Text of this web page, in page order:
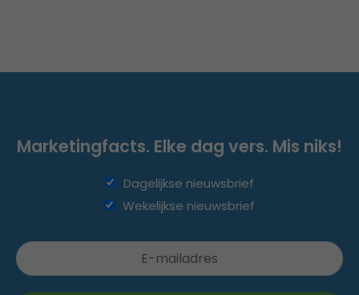
Marketingfacts. Elke dag vers. Mis niks!
Dagelijkse nieuwsbrief
Wekelijkse nieuwsbrief